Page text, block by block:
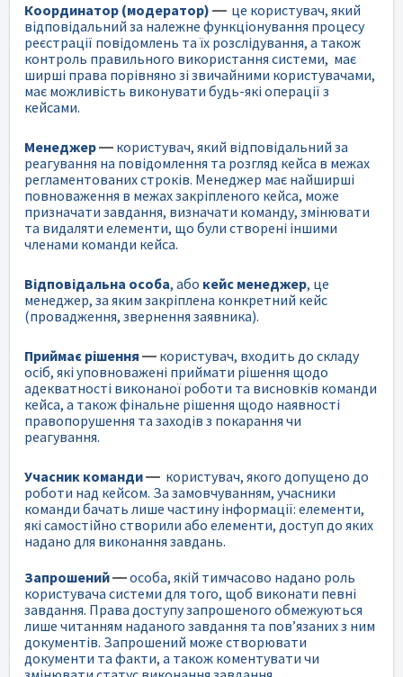
Координатор (модератор) — це користувач, який
відповідальний за належне функціонування процесу
реєстрації повідомлень та їх розслідування, а також
контроль правильного використання системи, має
ширші права порівняно зі звичайними користувачами,
має можливість виконувати будь-які операції з
кейсами.
Менеджер— користувач, який відповідальний за
реагування на повідомлення та розгляд кейса в межах
регламентованих строків. Менеджер має найширші
повноваження в межах закріпленого кейса, може
призначати завдання, визначати команду, змінювати
та видаляти елементи, що були створені іншими
членами команди кейса.
Відповідальна особа, або кейс менеджер, це
менеджер, за яким закріплена конкретний кейс
(провадження, звернення заявника).
Приймає рішення — користувач, входить до складу
осіб, які уповноважені приймати рішення щодо
адекватності виконаної роботи та висновків команди
кейса, а також фінальне рішення щодо наявності
правопорушення та заходів з покарання чи
реагування.
Учасник команди— користувач, якого допущено до
роботи над кейсом. За замовчуванням, учасники
команди бачать лише частину інформації: елементи,
які самостійно створили або елементи, доступ до яких
надано для виконання завдань.
Запрошений—особа, якій тимчасово надано роль
користувача системи для того, щоб виконати певні
завдання. Права доступу запрошеного обмежуються
лише читанням наданого завдання та пов’язаних з ним
документів. Запрошений може створювати
документи та факти, а також коментувати чи